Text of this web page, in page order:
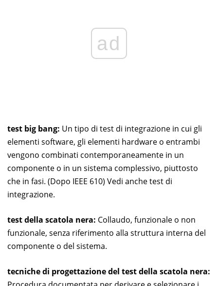
ad
test big bang: Un tipo di test di integrazione in cui gli
elementi software, gli elementi hardware o entrambi
vengono combinati contemporaneamente in un
componente o in un sistema complessivo, piuttosto
che in fasi. (Dopo IEEE 610) Vedi anche test di
integrazione.
test della scatola nera: Collaudo, funzionale o non
funzionale, senza riferimento alla struttura interna del
componente o del sistema.
tecniche di progettazione del test della scatola nera: